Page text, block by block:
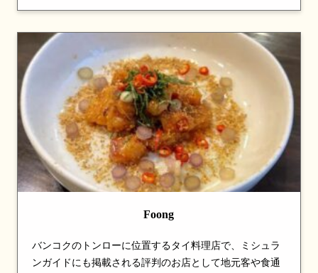
い空間、そして手頃な価格が揃い、バンコクでも高い評
価を集めるタイ料理レストランです。
Foong
バンコクのトンローに位置するタイ料理店で、ミシュラ
ンガイドにも掲載される評判のお店として地元客や食通